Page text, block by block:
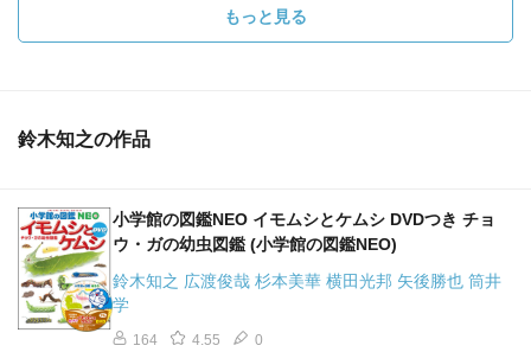
もっと見る
鈴木知之の作品
小学館の図鑑NEO イモムシとケムシ DVDつき チョ
ウ・ガの幼虫図鑑 (小学館の図鑑NEO)
鈴木知之 広渡俊哉 杉本美華 横田光邦 矢後勝也 筒井
学
164 4.55 0